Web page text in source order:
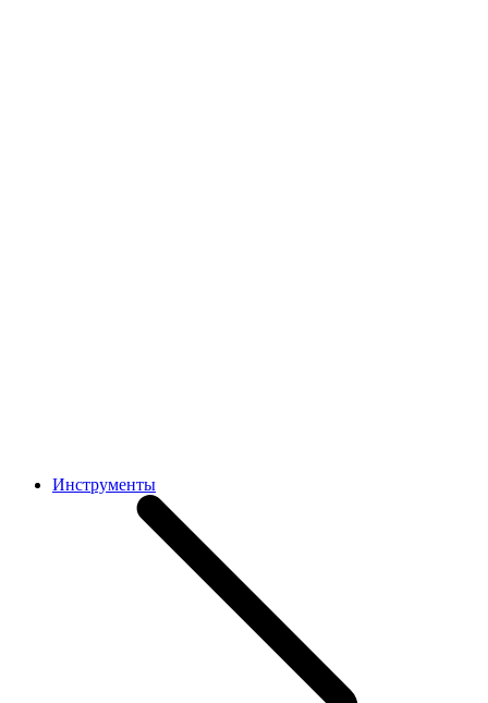
Инструменты